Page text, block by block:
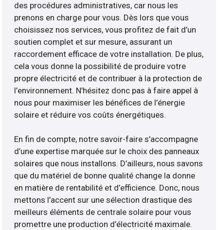
des procédures administratives, car nous les
prenons en charge pour vous. Dès lors que vous
choisissez nos services, vous profitez de fait d’un
soutien complet et sur mesure, assurant un
raccordement efficace de votre installation. De plus,
cela vous donne la possibilité de produire votre
propre électricité et de contribuer à la protection de
l’environnement. N’hésitez donc pas à faire appel à
nous pour maximiser les bénéfices de l’énergie
solaire et réduire vos coûts énergétiques.
En fin de compte, notre savoir-faire s’accompagne
d’une expertise marquée sur le choix des panneaux
solaires que nous installons. D’ailleurs, nous savons
que du matériel de bonne qualité change la donne
en matière de rentabilité et d’efficience. Donc, nous
mettons l’accent sur une sélection drastique des
meilleurs éléments de centrale solaire pour vous
promettre une production d’électricité maximale.